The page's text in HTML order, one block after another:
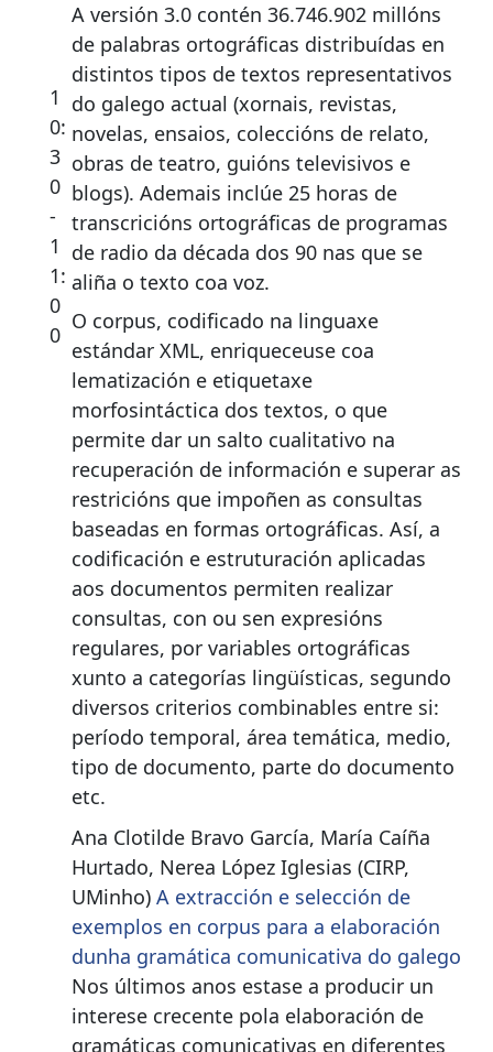
1
0:
3
0
-
1
1:
0
0
A versión 3.0 contén 36.746.902 millóns
de palabras ortográficas distribuídas en
distintos tipos de textos representativos
do galego actual (xornais, revistas,
novelas, ensaios, coleccións de relato,
obras de teatro, guións televisivos e
blogs). Ademais inclúe 25 horas de
transcricións ortográficas de programas
de radio da década dos 90 nas que se
aliña o texto coa voz.
O corpus, codificado na linguaxe
estándar XML, enriqueceuse coa
lematización e etiquetaxe
morfosintáctica dos textos, o que
permite dar un salto cualitativo na
recuperación de información e superar as
restricións que impoñen as consultas
baseadas en formas ortográficas. Así, a
codificación e estruturación aplicadas
aos documentos permiten realizar
consultas, con ou sen expresións
regulares, por variables ortográficas
xunto a categorías lingüísticas, segundo
diversos criterios combinables entre si:
período temporal, área temática, medio,
tipo de documento, parte do documento
etc.
Ana Clotilde Bravo García, María Caíña
Hurtado, Nerea López Iglesias (CIRP,
UMinho) A extracción e selección de
exemplos en corpus para a elaboración
dunha gramática comunicativa do galego
Nos últimos anos estase a producir un
interese crecente pola elaboración de
gramáticas comunicativas en diferentes